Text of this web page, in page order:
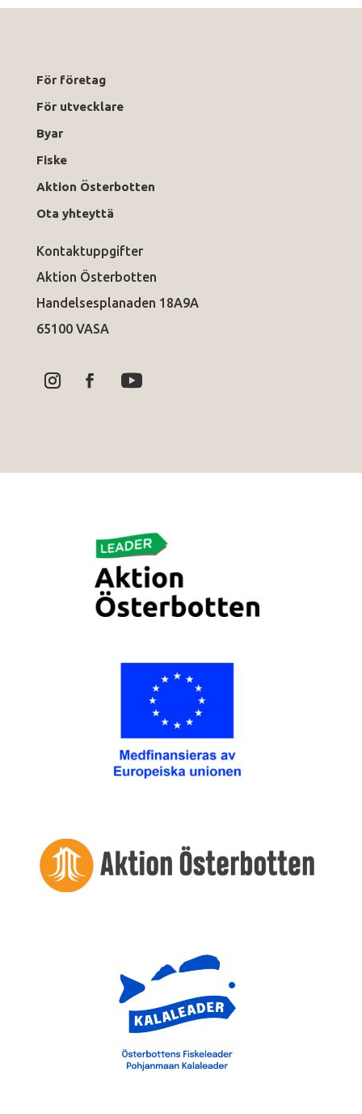
För företag
För utvecklare
Byar
Fiske
Aktion Österbotten
Ota yhteyttä
Kontaktuppgifter
Aktion Österbotten
Handelsesplanaden 18A9A
65100 VASA